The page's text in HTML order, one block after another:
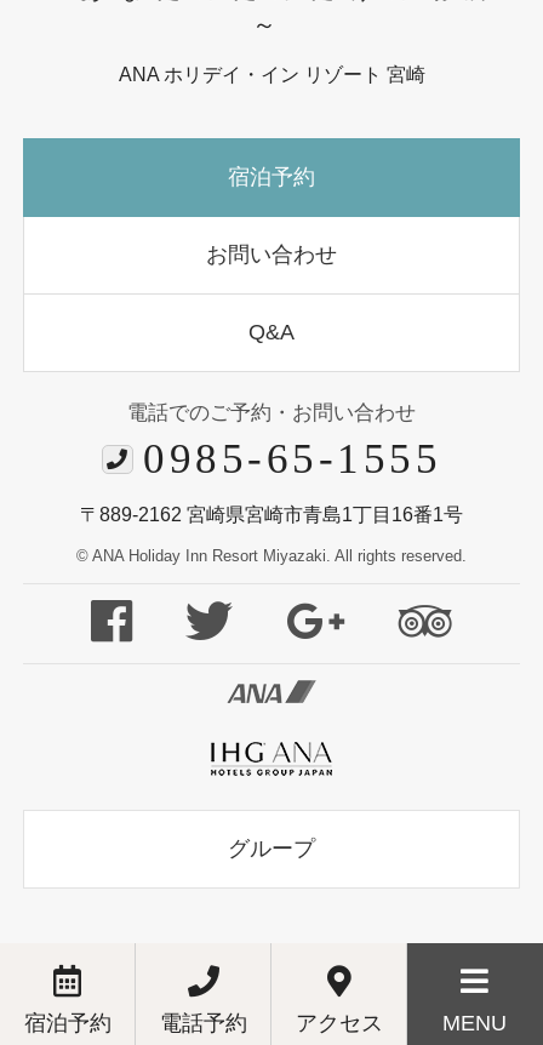
～
ANA ホリデイ・イン リゾート 宮崎
宿泊予約
お問い合わせ
Q&A
電話でのご予約・お問い合わせ
0985-65-1555
〒889-2162 宮崎県宮崎市青島1丁目16番1号
© ANA Holiday Inn Resort Miyazaki. All rights reserved.
グループ
宿泊予約 電話予約 アクセス MENU